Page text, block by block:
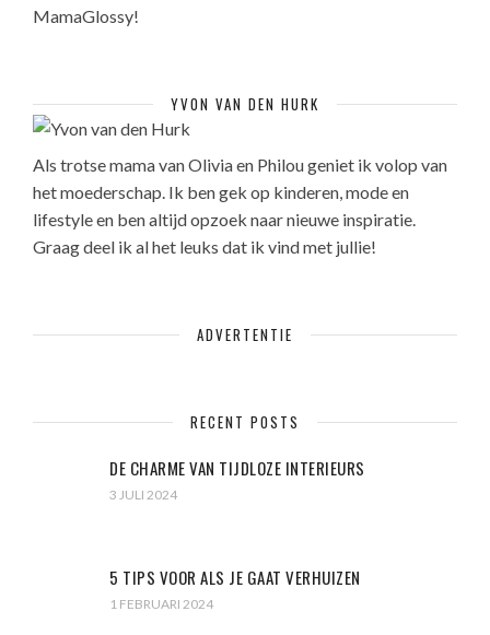
MamaGlossy!
YVON VAN DEN HURK
Als trotse mama van Olivia en Philou geniet ik volop van
het moederschap. Ik ben gek op kinderen, mode en
lifestyle en ben altijd opzoek naar nieuwe inspiratie.
Graag deel ik al het leuks dat ik vind met jullie!
ADVERTENTIE
RECENT POSTS
DE CHARME VAN TIJDLOZE INTERIEURS
3 JULI 2024
5 TIPS VOOR ALS JE GAAT VERHUIZEN
1 FEBRUARI 2024